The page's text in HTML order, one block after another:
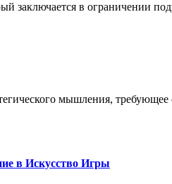
заключается в ограничении
мышления,
в Искусство Игры